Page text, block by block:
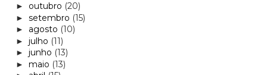
► outubro (20)
► setembro (15)
► agosto (10)
► julho (11)
► junho (13)
► maio (13)